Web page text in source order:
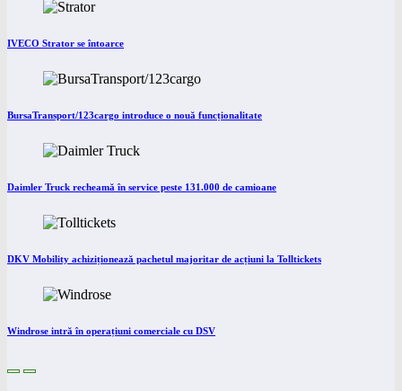
IVECO Strator se întoarce
BursaTransport/123cargo introduce o nouă funcționalitate
Daimler Truck recheamă în service peste 131.000 de camioane
DKV Mobility achiziționează pachetul majoritar de acțiuni la Tolltickets
Windrose intră în operațiuni comerciale cu DSV